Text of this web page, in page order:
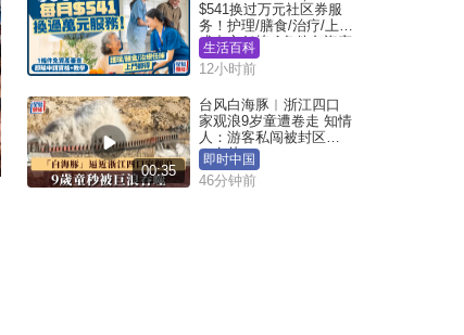
$541换过万元社区券服
务！护理/膳食/治疗/上门
或中心任拣 1条件免资产
审查（附申请资格及教
学）
生活百科
12小时前
00:35
台风白海豚︱浙江四口
家观浪9岁童遭卷走 知情
人：游客私闯被封区域
︱有片
即时中国
46分钟前